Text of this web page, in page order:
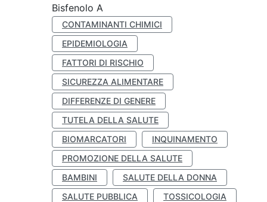
Bisfenolo A
CONTAMINANTI CHIMICI
EPIDEMIOLOGIA
FATTORI DI RISCHIO
SICUREZZA ALIMENTARE
DIFFERENZE DI GENERE
TUTELA DELLA SALUTE
BIOMARCATORI
INQUINAMENTO
PROMOZIONE DELLA SALUTE
BAMBINI
SALUTE DELLA DONNA
SALUTE PUBBLICA
TOSSICOLOGIA